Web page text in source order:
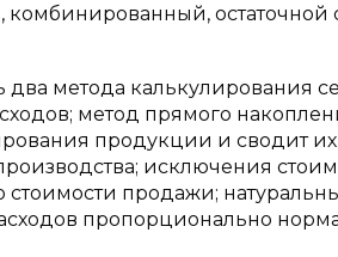
остаточной
два метода калькулирования
метод прямого
продукции и сводит
исключения
стоимости продажи;
пропорционально